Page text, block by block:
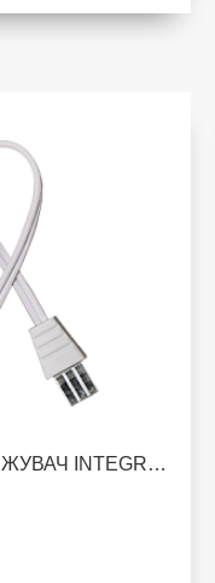
КАБЕЛЬ-ПОДОВЖУВАЧ INTEGRA PANEL